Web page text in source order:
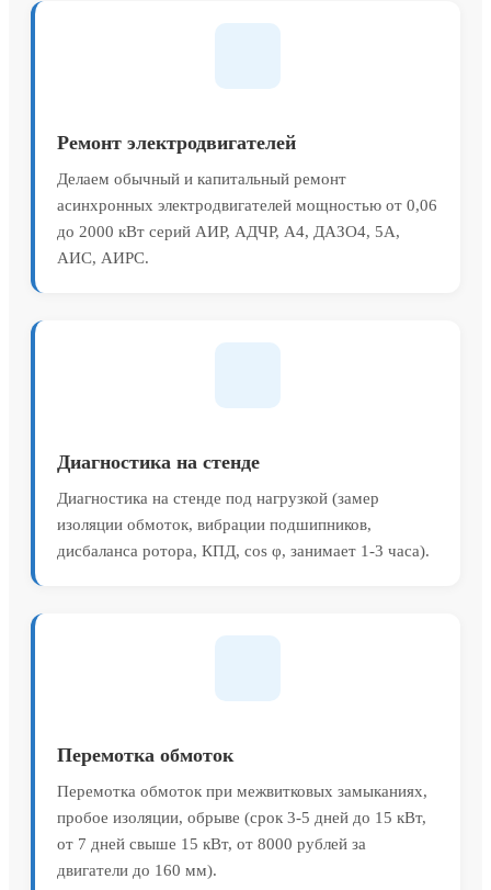
Ремонт электродвигателей
Делаем обычный и капитальный ремонт
асинхронных электродвигателей мощностью от 0,06
до 2000 кВт серий АИР, АДЧР, А4, ДАЗО4, 5А,
АИС, АИРС.
Диагностика на стенде
Диагностика на стенде под нагрузкой (замер
изоляции обмоток, вибрации подшипников,
дисбаланса ротора, КПД, cos φ, занимает 1-3 часа).
Перемотка обмоток
Перемотка обмоток при межвитковых замыканиях,
пробое изоляции, обрыве (срок 3-5 дней до 15 кВт,
от 7 дней свыше 15 кВт, от 8000 рублей за
двигатели до 160 мм).